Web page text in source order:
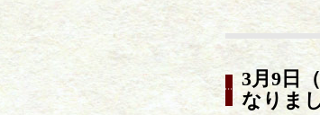
3月9日
なりま